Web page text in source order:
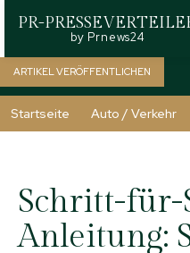
PR-
by Prnews24
ARTIKEL VERÖFFENTLICHEN
Startseite Auto / Verkehr
Schritt-für-
Anleitung: